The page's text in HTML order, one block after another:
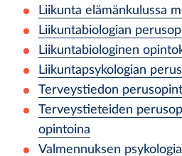
Liikunta elämänkulussa
Liikuntabiologian
Liikuntabiologinen
Liikuntapsykologian
Terveystiedon
Terveystieteiden
opintoina
Valmennuksen psykologia